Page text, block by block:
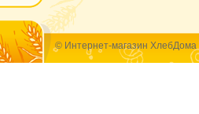
© Интернет-магазин ХлебДома